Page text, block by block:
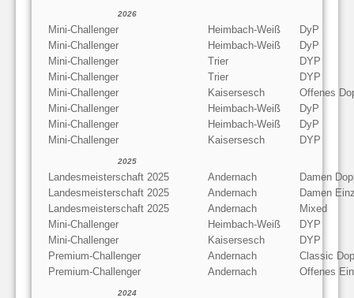
2026
Mini-Challenger Heimbach-Weiß
DyP
Mini-Challenger
Heimbach-Weiß
DyP
Mini-Challenger
Trier
DYP
Mini-Challenger
Trier
DYP
Mini-Challenger
Kaisersesch
Offenes
Mini-Challenger
Heimbach-Weiß
DyP
Mini-Challenger
Heimbach-Weiß
DyP
Mini-Challenger
Kaisersesch DYP
2025
Landesmeisterschaft 2025 Andernach
Damen
Landesmeisterschaft 2025
Andernach
Damen
Landesmeisterschaft 2025
Andernach
Mixed
Mini-Challenger
Heimbach-Weiß
DYP
Mini-Challenger
Kaisersesch
DYP
Premium-Challenger
Andernach
Classic
Premium-Challenger
Andernach Offenes
2024